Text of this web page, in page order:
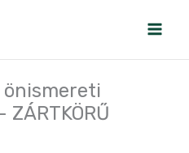
önismereti